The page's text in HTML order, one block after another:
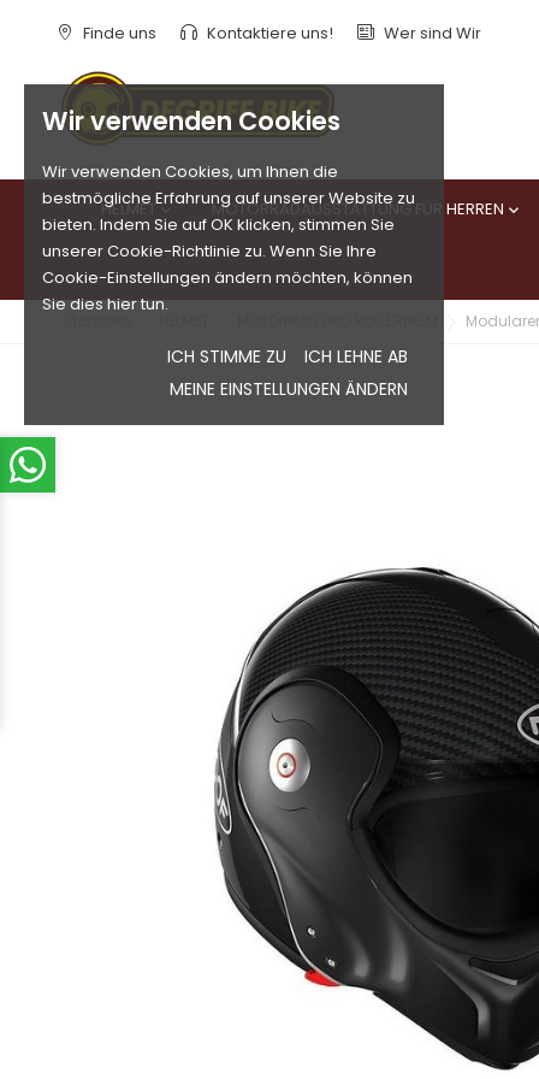
Wir verwenden Cookies
Wir verwenden Cookies, um Ihnen die
bestmögliche Erfahrung auf unserer Website zu
bieten. Indem Sie auf OK klicken, stimmen Sie
unserer Cookie-Richtlinie zu. Wenn Sie Ihre
Cookie-Einstellungen ändern möchten, können
Sie dies hier tun.
ICH STIMME ZU
ICH LEHNE AB
MEINE EINSTELLUNGEN ÄNDERN
Finde uns Kontaktiere uns! Wer sind Wir
HELMET MOTORRADAUSSTATTUNG FÜR HERREN 